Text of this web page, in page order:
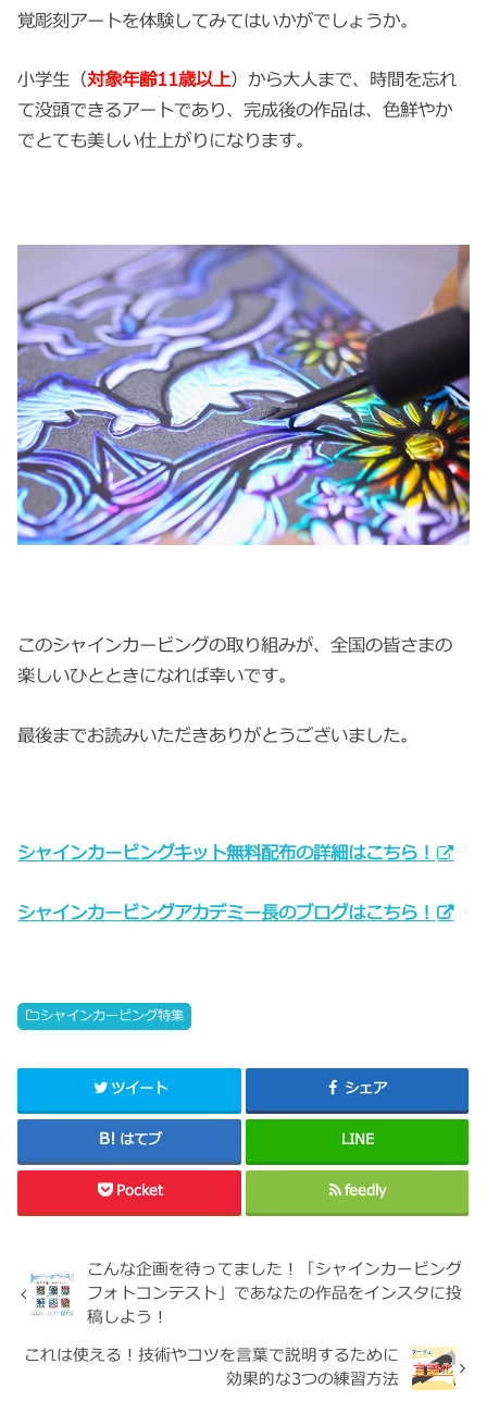
覚彫刻アートを体験してみてはいかがでしょうか。
小学生（対象年齢11歳以上）から大人まで、時間を忘れ
て没頭できるアートであり、完成後の作品は、色鮮やか
でとても美しい仕上がりになります。
このシャインカービングの取り組みが、全国の皆さまの
楽しいひとときになれば幸いです。
最後までお読みいただきありがとうございました。
シャインカービングキット無料配布の詳細はこちら！
シャインカービングアカデミー長のブログはこちら！
シャインカービング特集
ツイート シェア
はてブ LINE
Pocket feedly
こんな企画を待ってました！「シャインカービング
フォトコンテスト」であなたの作品をインスタに投
稿しよう！
これは使える！技術やコツを言葉で説明するために
効果的な3つの練習方法